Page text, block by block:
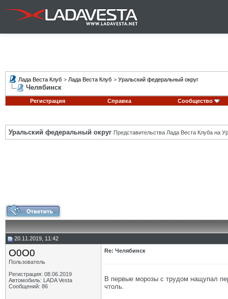
Лада Веста Клуб > Лада Веста Клуб > Уральский федеральный округ
Челябинск
Регистрация Справка Сообщество
Уральский федеральный округ Представительства Лада Веста Клуба на
20.11.2019, 11:42
O0O0
Пользователь
Регистрация: 08.06.2019
Автомобиль: LADA Vesta
Сообщений: 86
Re: Челябинск
В первые морозы с трудом нащупал
чтоль.